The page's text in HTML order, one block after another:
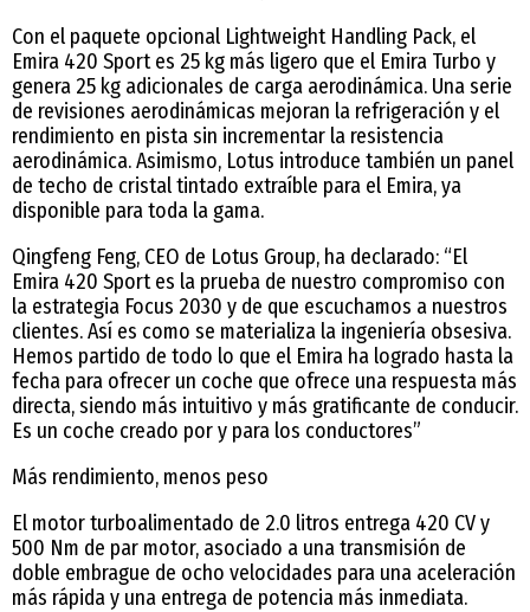
Con el paquete opcional Lightweight Handling Pack, el
Emira 420 Sport es 25 kg más ligero que el Emira Turbo y
genera 25 kg adicionales de carga aerodinámica. Una serie
de revisiones aerodinámicas mejoran la refrigeración y el
rendimiento en pista sin incrementar la resistencia
aerodinámica. Asimismo, Lotus introduce también un panel
de techo de cristal tintado extraíble para el Emira, ya
disponible para toda la gama.
Qingfeng Feng, CEO de Lotus Group, ha declarado: “El
Emira 420 Sport es la prueba de nuestro compromiso con
la estrategia Focus 2030 y de que escuchamos a nuestros
clientes. Así es como se materializa la ingeniería obsesiva.
Hemos partido de todo lo que el Emira ha logrado hasta la
fecha para ofrecer un coche que ofrece una respuesta más
directa, siendo más intuitivo y más gratificante de conducir.
Es un coche creado por y para los conductores”
Más rendimiento, menos peso
El motor turboalimentado de 2.0 litros entrega 420 CV y
500 Nm de par motor, asociado a una transmisión de
doble embrague de ocho velocidades para una aceleración
más rápida y una entrega de potencia más inmediata.